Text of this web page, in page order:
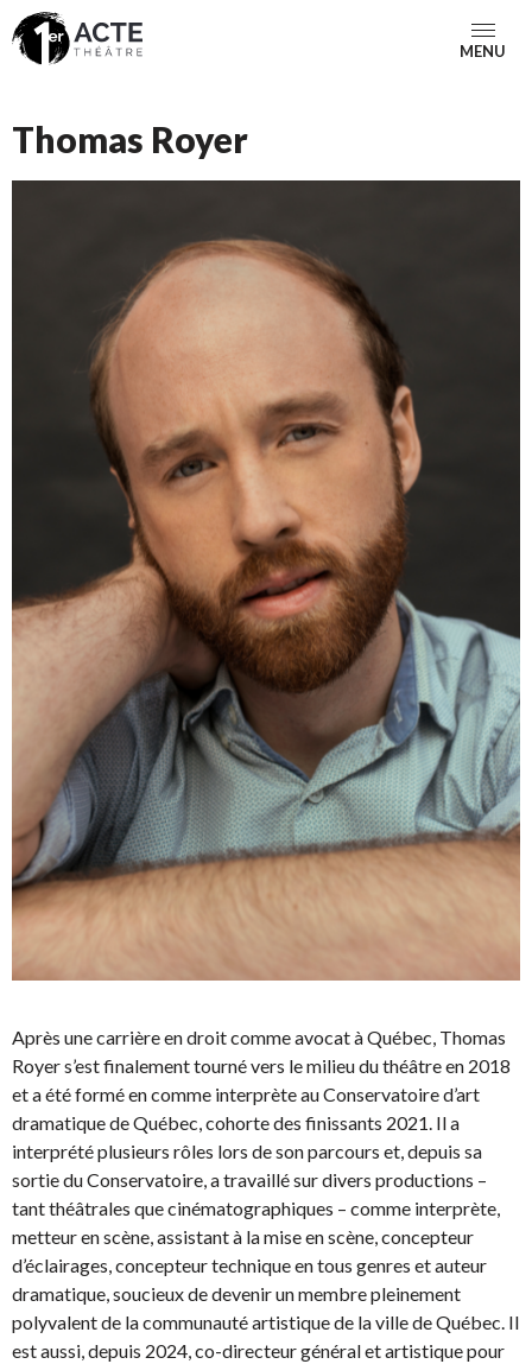
MENU
Thomas Royer
Après une carrière en droit comme avocat à Québec, Thomas
Royer s’est finalement tourné vers le milieu du théâtre en 2018
et a été formé en comme interprète au Conservatoire d’art
dramatique de Québec, cohorte des finissants 2021. Il a
interprété plusieurs rôles lors de son parcours et, depuis sa
sortie du Conservatoire, a travaillé sur divers productions –
tant théâtrales que cinématographiques – comme interprète,
metteur en scène, assistant à la mise en scène, concepteur
d’éclairages, concepteur technique en tous genres et auteur
dramatique, soucieux de devenir un membre pleinement
polyvalent de la communauté artistique de la ville de Québec. Il
est aussi, depuis 2024, co-directeur général et artistique pour